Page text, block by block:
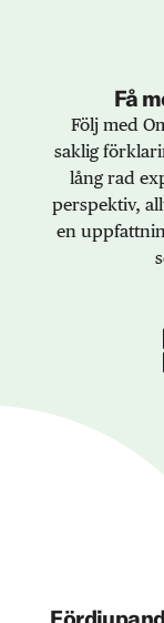
Få
Följ med
saklig
lång rad
perspektiv,
en